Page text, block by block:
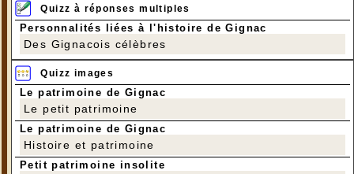
Quizz à réponses multiples
Personnalités liées à l'histoire de Gignac
Des Gignacois célèbres
Quizz images
Le patrimoine de Gignac
Le petit patrimoine
Le patrimoine de Gignac
Histoire et patrimoine
Petit patrimoine insolite